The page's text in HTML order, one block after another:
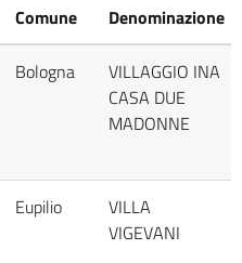
Comune Denominazione
Bologna
VILLAGGIO INA
CASA DUE
MADONNE
Eupilio
VILLA
VIGEVANI